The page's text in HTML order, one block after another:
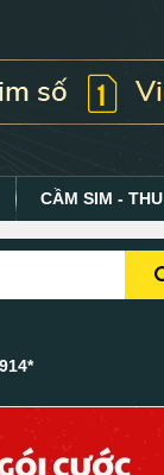
CẦM SIM -